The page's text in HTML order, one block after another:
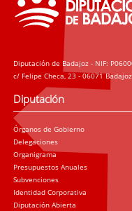
Diputación de Badajoz - NIF:
c/ Felipe Checa, 23 - 06071 Badajoz
Diputación
Órganos de Gobierno
Delegaciones
Organigrama
Presupuestos Anuales
Subvenciones
Identidad Corporativa
Diputación Abierta